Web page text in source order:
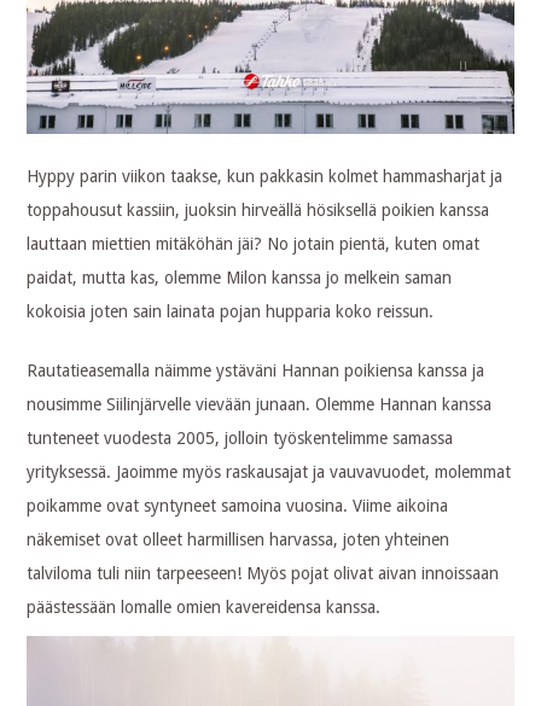
Hyppy parin viikon taakse, kun pakkasin kolmet hammasharjat ja
toppahousut kassiin, juoksin hirveällä hösiksellä poikien kanssa
lauttaan miettien mitäköhän jäi? No jotain pientä, kuten omat
paidat, mutta kas, olemme Milon kanssa jo melkein saman
kokoisia joten sain lainata pojan hupparia koko reissun.
Rautatieasemalla näimme ystäväni Hannan poikiensa kanssa ja
nousimme Siilinjärvelle vievään junaan. Olemme Hannan kanssa
tunteneet vuodesta 2005, jolloin työskentelimme samassa
yrityksessä. Jaoimme myös raskausajat ja vauvavuodet, molemmat
poikamme ovat syntyneet samoina vuosina. Viime aikoina
näkemiset ovat olleet harmillisen harvassa, joten yhteinen
talviloma tuli niin tarpeeseen! Myös pojat olivat aivan innoissaan
päästessään lomalle omien kavereidensa kanssa.